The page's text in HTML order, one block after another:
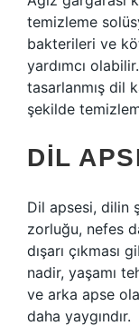
temizleme
bakterileri ve
yardımcı
tasarlanmış dil
şekilde
DIL
Dil apsesi, dilin
zorluğu, nefes
dışarı
nadir, yaşamı
ve arka apse
daha yaygındır.